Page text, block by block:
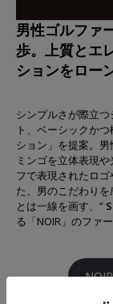
男性ゴルファ
歩。上質とエ
ションをロー
シンプルさが際立
ト、ベーシックか
ション」を提案。
ミンゴを立体表現
フで表現されたロ
た、男のこだわり
とは一線を画す、”
る「NOIR」のファ